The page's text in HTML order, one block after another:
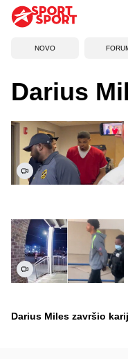
NOVO
Darius
Darius Miles završio